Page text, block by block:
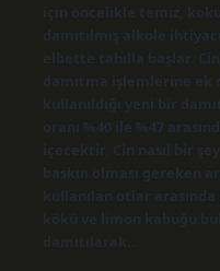
için öncelikle temiz,
damıtılmış alkole
elbette tahılla başlar.
damıtma işlemlerine
kullanıldığı yeni bir
oranı %40 ile %47
içecektir. Cin nasıl bir
baskın olması gereken
kullanılan otlar
kökü ve limon kabuğu
damıtılarak…